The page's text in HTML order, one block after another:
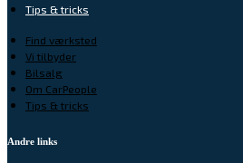
Tips & tricks
Find værksted
Vi tilbyder
Bilsalg
Om CarPeople
Tips & tricks
Andre links